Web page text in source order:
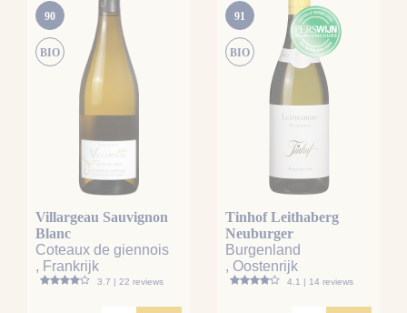
90
BIO
Villargeau Sauvignon
Blanc
Coteaux de giennois
, Frankrijk
3.7 | 22 reviews
91
BIO
Tinhof Leithaberg
Neuburger
Burgenland
, Oostenrijk
4.1 | 14 reviews